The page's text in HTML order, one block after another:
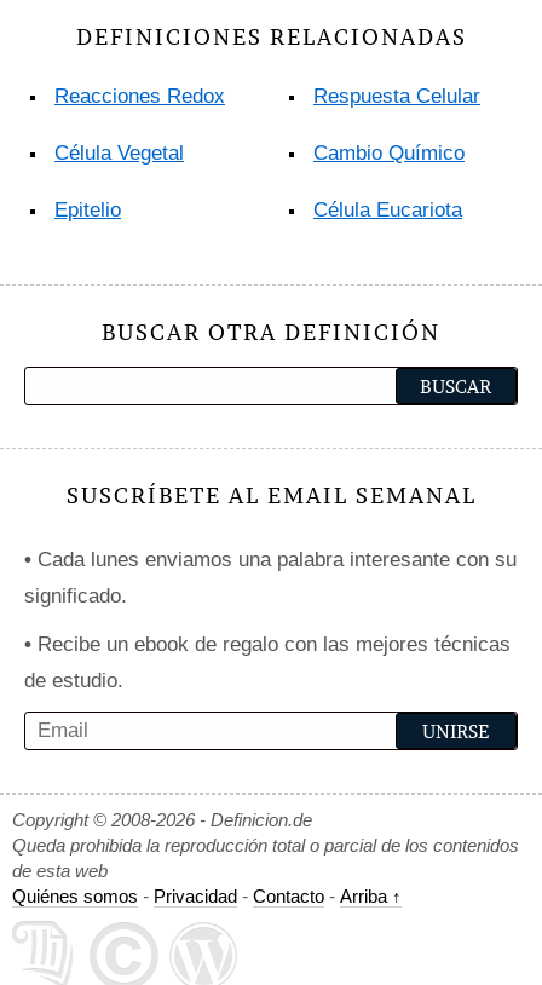
DEFINICIONES RELACIONADAS
Reacciones Redox
Célula Vegetal
Epitelio
Respuesta Celular
Cambio Químico
Célula Eucariota
BUSCAR OTRA DEFINICIÓN
SUSCRÍBETE AL EMAIL SEMANAL
• Cada lunes enviamos una palabra interesante con su
significado.
• Recibe un ebook de regalo con las mejores técnicas
de estudio.
Copyright © 2008-2026 - Definicion.de
Queda prohibida la reproducción total o parcial de los contenidos
de esta web
Quiénes somos - Privacidad - Contacto - Arriba ↑